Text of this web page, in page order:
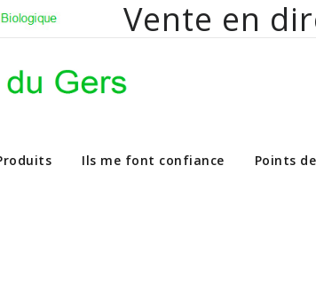
Vente en
Vente en direct de poulets
Ils me font confiance Points